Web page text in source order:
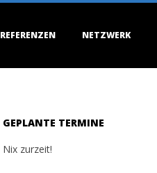
REFERENZEN NETZWERK
GEPLANTE TERMINE
Nix zurzeit!